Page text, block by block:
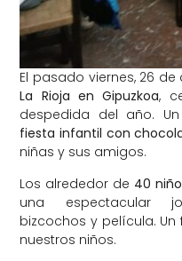
El pasado viernes, 26
La Rioja en Gipuzkoa,
despedida del año.
fiesta infantil con
niñas y sus amigos.
Los alrededor de 40
una espectacular
bizcochos y película.
nuestros niños.